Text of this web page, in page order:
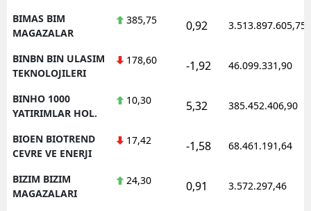
BIMAS BIM
MAGAZALAR
385,75 0,92 3.513.897.605,75
BINBN BIN ULASIM
TEKNOLOJILERI
178,60 -1,92 46.099.331,90
BINHO 1000
YATIRIMLAR HOL.
10,30 5,32 385.452.406,90
BIOEN BIOTREND
CEVRE VE ENERJI
17,42 -1,58 68.461.191,64
BIZIM BIZIM
MAGAZALARI
24,30 0,91 3.572.297,46